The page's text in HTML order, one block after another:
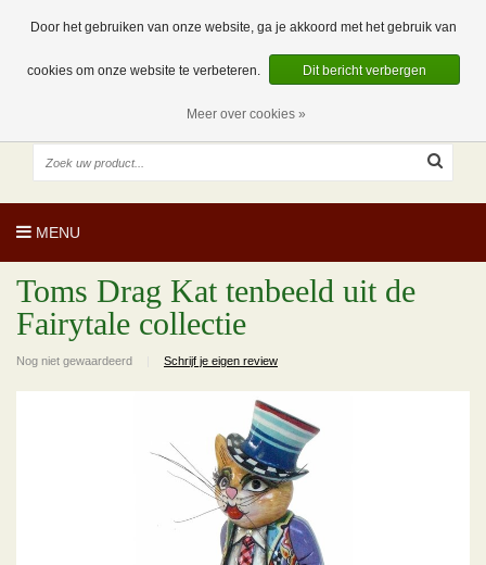
0 Artikelen
NL
EUR
MENU
Toms Drag Kat tenbeeld uit de
Fairytale collectie
Nog niet gewaardeerd Schrijf je eigen review
Door het gebruiken van onze website, ga je akkoord met het gebruik van
cookies om onze website te verbeteren. Dit bericht verbergen
Meer over cookies »